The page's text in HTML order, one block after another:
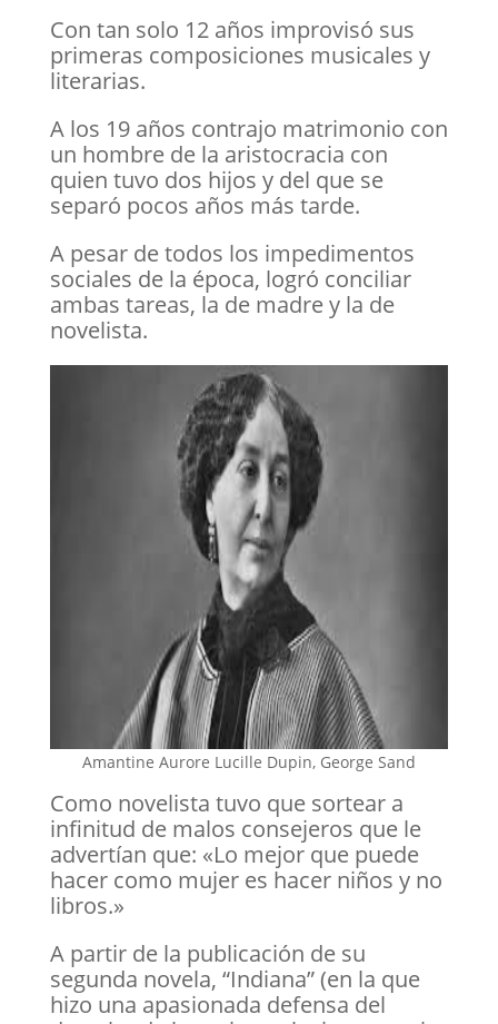
Con tan solo 12 años improvisó sus
primeras composiciones musicales y
literarias.
A los 19 años contrajo matrimonio con
un hombre de la aristocracia con
quien tuvo dos hijos y del que se
separó pocos años más tarde.
A pesar de todos los impedimentos
sociales de la época, logró conciliar
ambas tareas, la de madre y la de
novelista.
Amantine Aurore Lucille Dupin, George Sand
Como novelista tuvo que sortear a
infinitud de malos consejeros que le
advertían que: «Lo mejor que puede
hacer como mujer es hacer niños y no
libros.»
A partir de la publicación de su
segunda novela, “Indiana” (en la que
hizo una apasionada defensa del